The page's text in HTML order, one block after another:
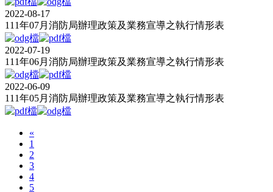
2022-08-17
111年07月消防局辦理政策及業務宣導之執行情形表
2022-07-19
111年06月消防局辦理政策及業務宣導之執行情形表
2022-06-09
111年05月消防局辦理政策及業務宣導之執行情形表
«
1
2
3
4
5